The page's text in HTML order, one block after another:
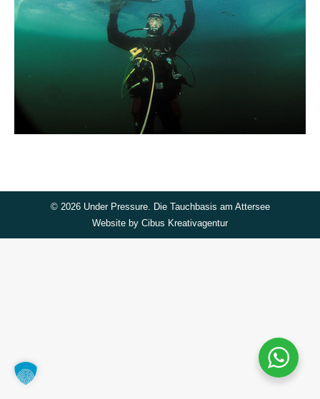
© 2026 Under Pressure. Die Tauchbasis am Attersee
Website by Cibus Kreativagentur